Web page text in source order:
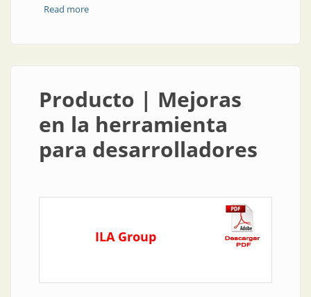
Read moreabout Recolección masiva de datos
Producto | Mejoras
en la herramienta
para desarrolladores
ILA Group